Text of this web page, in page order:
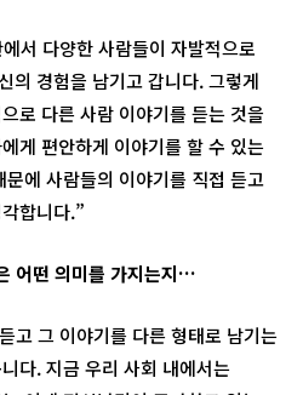
서 다양한 사람들이 자발적으로
의 경험을 남기고 갑니다. 그렇게
로 다른 사람 이야기를 듣는 것을
게 편안하게 이야기를 할 수 있는
에 사람들의 이야기를 직접 듣고
합니다.”
어떤 의미를 가지는지…
고 그 이야기를 다른 형태로 남기는
다. 지금 우리 사회 내에서는